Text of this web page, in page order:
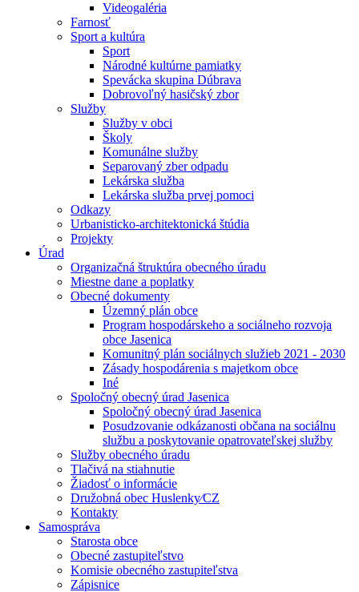
Videogaléria
Farnosť
Sport a kultúra
Sport
Národné kultúrne pamiatky
Spevácka skupina Dúbrava
Dobrovoľný hasičský zbor
Služby
Služby v obci
Školy
Komunálne služby
Separovaný zber odpadu
Lekárska služba
Lekárska služba prvej pomoci
Odkazy
Urbanisticko-architektonická štúdia
Projekty
Úrad
Organizačná štruktúra obecného úradu
Miestne dane a poplatky
Obecné dokumenty
Územný plán obce
Program hospodárskeho a sociálneho rozvoja
obce Jasenica
Komunitný plán sociálnych služieb 2021 - 2030
Zásady hospodárenia s majetkom obce
Iné
Spoločný obecný úrad Jasenica
Spoločný obecný úrad Jasenica
Posudzovanie odkázanosti občana na sociálnu
službu a poskytovanie opatrovateľskej služby
Služby obecného úradu
Tlačivá na stiahnutie
Žiadosť o informácie
Družobná obec Huslenky⁄CZ
Kontakty
Samospráva
Starosta obce
Obecné zastupiteľstvo
Komisie obecného zastupiteľstva
Zápisnice